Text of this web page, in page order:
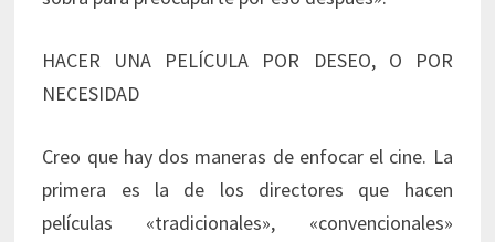
HACER UNA PELÍCULA POR DESEO, O POR
NECESIDAD
Creo que hay dos maneras de enfocar el cine. La
primera es la de los directores que hacen
películas «tradicionales», «convencionales»